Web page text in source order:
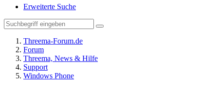
Erweiterte Suche
Threema-Forum.de
Forum
Threema, News & Hilfe
Support
Windows Phone